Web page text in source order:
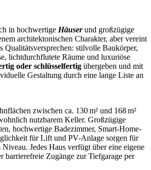
in hochwertige Häuser und großzügige
architektonischen Charakter, aber vereint
Qualitätsversprechen: stilvolle Baukörper,
lichtdurchflutete Räume und luxuriöse
oder schlüsselfertig übergeben und mit
Gestaltung durch eine lange Liste an
zwischen ca. 130 m² und 168 m²
nutzbarem Keller. Großzügige
hochwertige Badezimmer, Smart-Home-
für Lift und PV-Anlage sorgen für
Jedes Haus verfügt über eine eigene
barrierefreie Zugänge zur Tiefgarage per